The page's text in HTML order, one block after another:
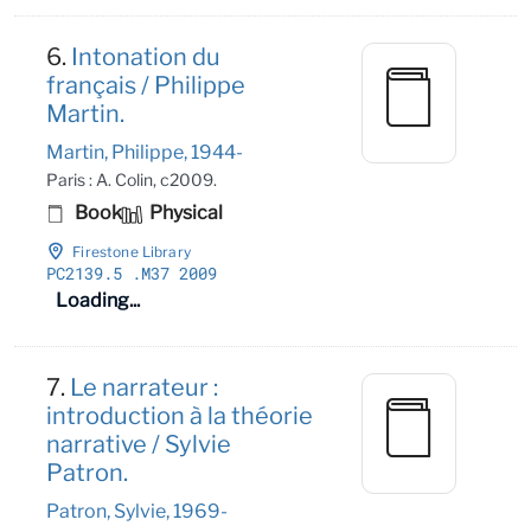
6. Intonation du
français / Philippe
Martin.
Martin, Philippe, 1944-
Paris : A. Colin, c2009.
Book Physical
Firestone Library
PC2139.5 .M37 2009
Loading...
7. Le narrateur :
introduction à la théorie
narrative / Sylvie
Patron.
Patron, Sylvie, 1969-